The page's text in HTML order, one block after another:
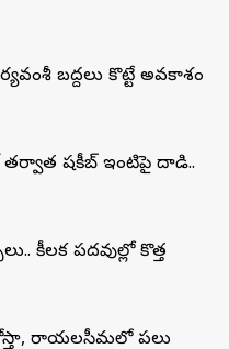
బద్దలు కొట్టే అవకాశం
తర్వాత షకీబ్‌ ఇంటిపై దాడి..
కీలక పదవుల్లో కొత్త
కోస్తా, రాయలసీమలో పలు